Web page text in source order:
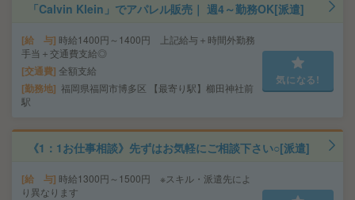
「Calvin Klein」でアパレル販売｜ 週4～勤務OK[派遣]
給 与 時給1400円～1400円 上記給与＋時間外勤務
手当＋交通費支給◎
交通費 全額支給
勤務地 福岡県福岡市博多区 【最寄り駅】櫛田神社前
駅
気になる!
《1：1お仕事相談》先ずはお気軽にご相談下さい○[派遣]
給 与 時給1300円～1500円 ※スキル・派遣先によ
り異なります